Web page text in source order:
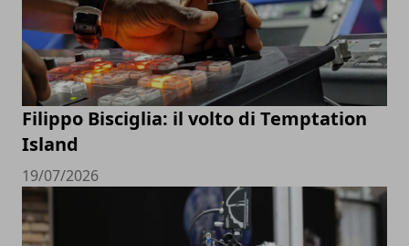
Filippo Bisciglia: il volto di Temptation
Island
19/07/2026